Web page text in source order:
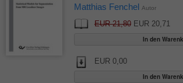
Matthias Fenchel Autor
EUR 21,80EUR 20,71
EUR 0,00